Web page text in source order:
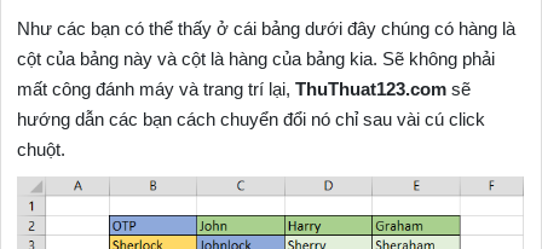
Như các bạn có thể thấy ở cái bảng dưới đây chúng có hàng là
cột của bảng này và cột là hàng của bảng kia. Sẽ không phải
mất công đánh máy và trang trí lại,ThuThuat123.com sẽ
hướng dẫn các bạn cách chuyển đổi nó chỉ sau vài cú click
chuột.